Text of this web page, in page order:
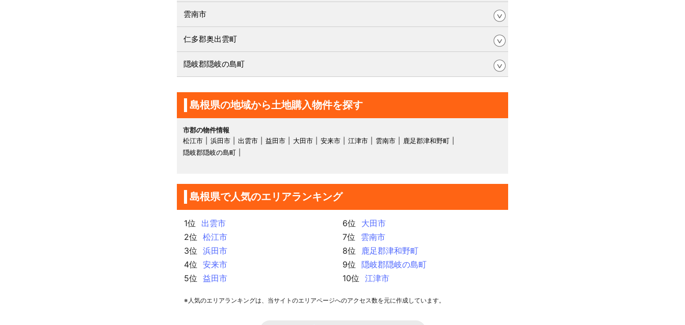
雲南市
仁多郡奥出雲町
隠岐郡隠岐の島町
島根県の地域から土地購入物件を探す
市郡の物件情報
松江市
浜田市 出雲市 益田市 大田市 安来市 江津市 雲南市
鹿足郡津和野町
隠岐郡隠岐の島町
島根県で人気のエリアランキング
1位
出雲市
2位
松江市
3位
浜田市
4位
安来市
5位
益田市
6位
大田市
7位
雲南市
8位
鹿足郡津和野町
9位
隠岐郡隠岐の島町
10位
江津市
※人気のエリアランキングは、当サイトのエリアページへのアクセス数を元に作成しています。